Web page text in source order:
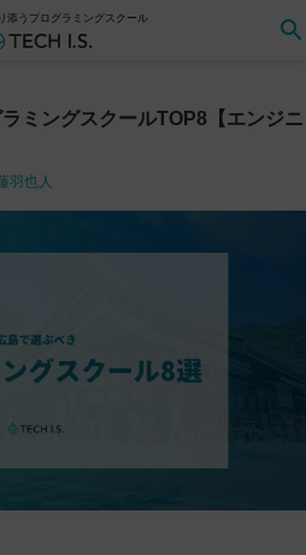
添うプログラミングスクール
ミングスクールTOP8【エンジニ
羽也人